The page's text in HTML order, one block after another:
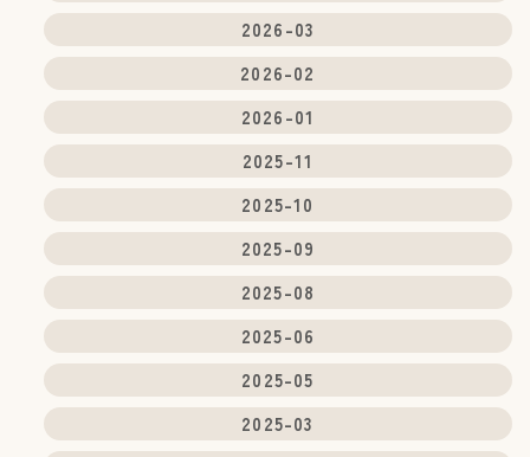
2026-03
2026-02
2026-01
2025-11
2025-10
2025-09
2025-08
2025-06
2025-05
2025-03